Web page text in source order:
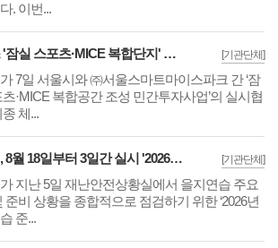
. 이번...
[기관단체]
킨텍스 '잠실 스포츠·MICE 복합단지' 협약··전시컨벤션센터 운영 본격 가동
7일 서울시와 ㈜서울스마트마이스파크 간 ‘잠
·MICE 복합공간 조성 민간투자사업’의 실시협
체...
[기관단체]
고양시, 8월 18일부터 3일간 실시 '2026년 을지연습' 앞두고 준비보고회 개최
지난 5일 재난안전상황실에서 을지연습 주요
준비 상황을 종합적으로 점검하기 위한 ‘2026년
준...